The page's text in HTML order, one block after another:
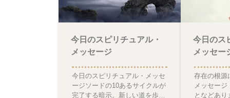
今日のスピリチュアル・
メッセージ
今日のスピリチュアル・メッセ
ージソードの10あるサイクルが
完了する暗示。新しい道を歩き
今日のス
メッセー
存在の根源
メッセー
となどあり